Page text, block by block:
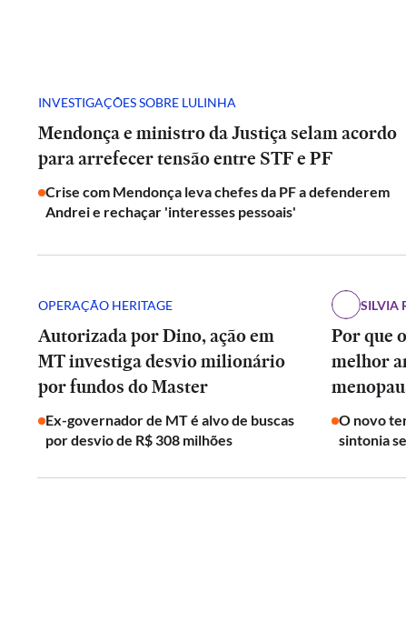
INVESTIGAÇÕES SOBRE LULINHA
Mendonça e ministro da Justiça selam acordo
para arrefecer tensão entre STF e PF
Crise com Mendonça leva chefes da PF a defenderem
Andrei e rechaçar 'interesses pessoais'
OPERAÇÃO HERITAGE
Autorizada por Dino, ação em
MT investiga desvio milionário
por fundos do Master
Ex-governador de MT é alvo de buscas
por desvio de R$ 308 milhões
SILVIA
Por que
melhor
O novo
sintonia